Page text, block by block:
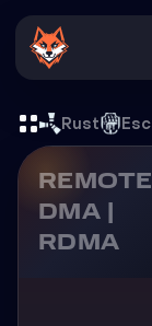
Remote
Rust
REMOTE
DMA |
RDMA